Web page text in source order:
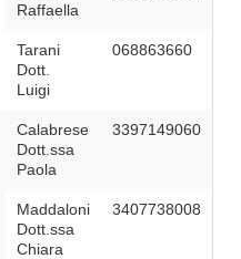
Raffaella
Tarani
Dott.
Luigi
068863660
Calabrese
Dott.ssa
Paola
3397149060
Maddaloni
Dott.ssa
Chiara
3407738008